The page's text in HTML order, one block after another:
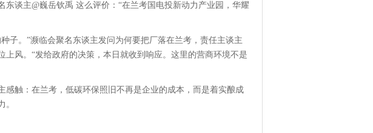
谈主@巍岳钦禹 这么评价：“在兰考国电投新动力产业园，华耀
子。”濒临会聚名东谈主发问为何要把厂落在兰考，责任主谈主
上风。“发给政府的决策，本日就收到响应。这里的营商环境不是
触：在兰考，低碳环保照旧不再是企业的成本，而是着实酿成
。